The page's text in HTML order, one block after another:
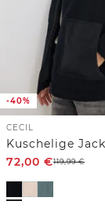
-40%
CECIL
72,00 €119,99€